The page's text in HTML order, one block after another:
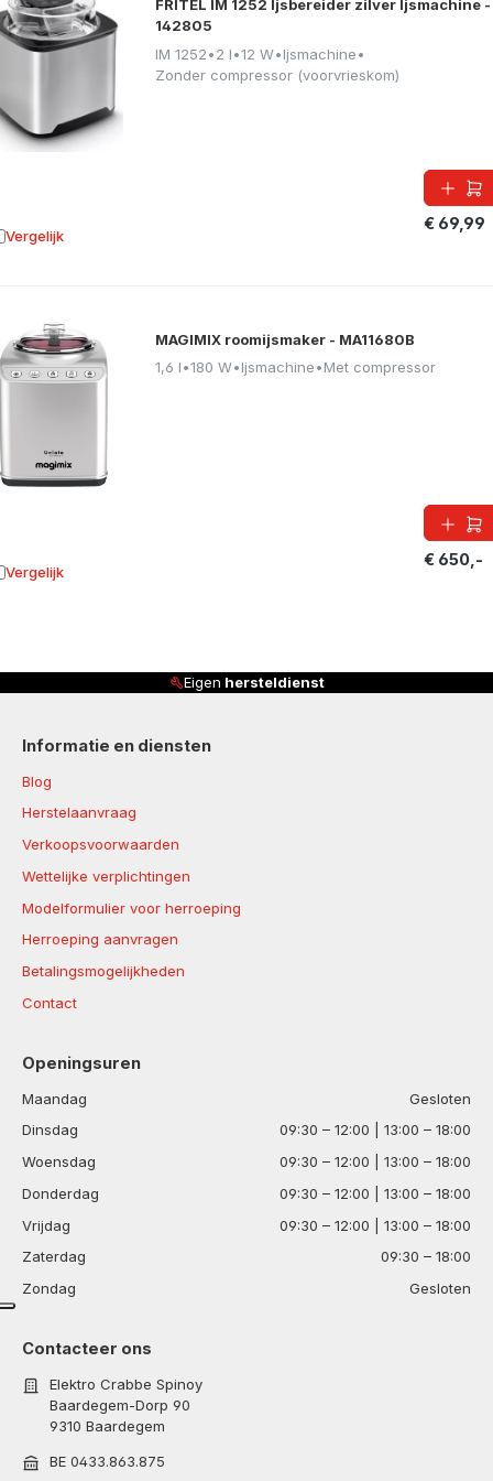
FRITEL IM 1252 Ijsbereider zilver Ijsmachine -
142805
IM 1252•2 l•12 W•Ijsmachine•
Zonder compressor (voorvrieskom)
€ 69,99
Vergelijk aan vergelijking
MAGIMIX roomijsmaker - MA11680B
1,6 l•180 W•Ijsmachine•Met compressor
€ 650,-
Vergelijk aan vergelijking
Eigen hersteldienst
Informatie en diensten
Blog
Herstelaanvraag
Verkoopsvoorwaarden
Wettelijke verplichtingen
Modelformulier voor herroeping
Herroeping aanvragen
Betalingsmogelijkheden
Contact
Openingsuren
Maandag
Gesloten
Dinsdag
09:30 – 12:00 | 13:00 – 18:00
Woensdag
09:30 – 12:00 | 13:00 – 18:00
Donderdag
09:30 – 12:00 | 13:00 – 18:00
Vrijdag
09:30 – 12:00 | 13:00 – 18:00
Zaterdag
09:30 – 18:00
Zondag
Gesloten
Contacteer ons
Elektro Crabbe Spinoy
Baardegem-Dorp 90
9310 Baardegem
BE 0433.863.875